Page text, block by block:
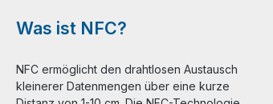
Was ist NFC?
NFC ermöglicht den drahtlosen Austausch
kleinerer Datenmengen über eine kurze